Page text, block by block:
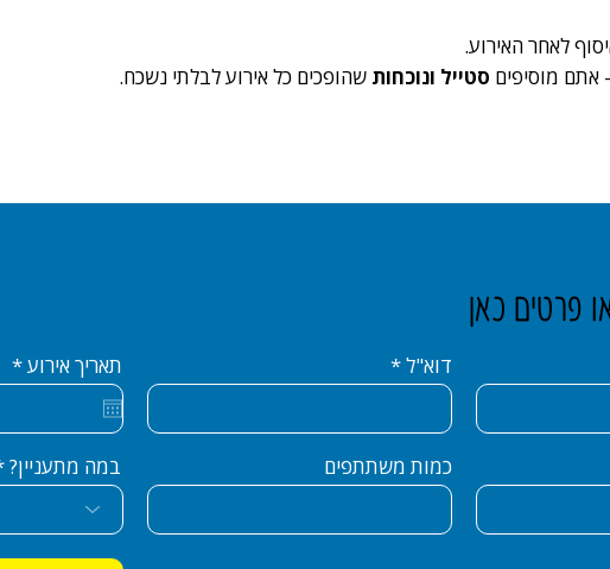
לאחר האירוע.
אתם מוסיפים סטייל ונוכחות שהופכים כל אירוע לבלתי נשכח.
פרטים כאן
דוא"ל תאריך אירוע*
r
e
i
r
eבמה מתעניין? כמות משתתפים